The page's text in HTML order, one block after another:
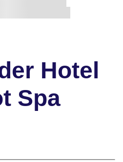
Hotel
Spa